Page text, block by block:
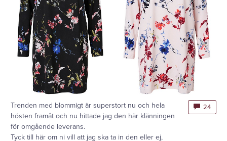
Trenden med blommigt är superstort nu och hela
hösten framåt och nu hittade jag den här klänningen
för omgående leverans.
Tyck till här om ni vill att jag ska ta in den eller ej,
24